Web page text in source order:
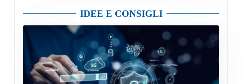
IDEE E CONSIGLI